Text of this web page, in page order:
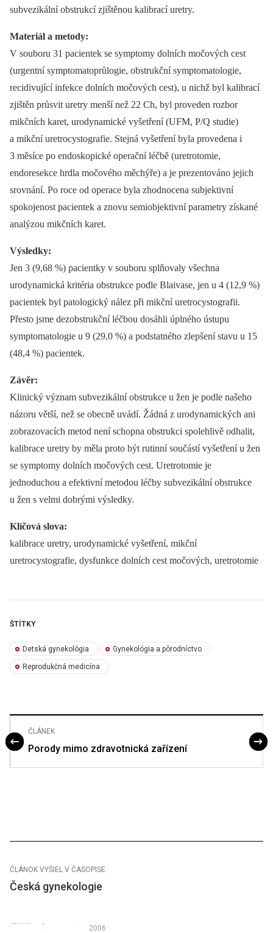
subvezikální obstrukcí zjištěnou kalibrací uretry.
Materiál a metody:
V souboru 31 pacientek se symptomy dolních močových cest
(urgentní symptomatoprůlogie, obstrukční symptomatologie,
recidivující infekce dolních močových cest), u nichž byl kalibrací
zjištěn průsvit uretry menší než 22 Ch, byl proveden rozbor
mikčních karet, urodynamické vyšetření (UFM, P/Q studie)
a mikční uretrocystografie. Stejná vyšetření byla provedena i
3 měsíce po endoskopické operační léčbě (uretrotomie,
endoresekce hrdla močového měchýře) a je prezentováno jejich
srovnání. Po roce od operace byla zhodnocena subjektivní
spokojenost pacientek a znovu semiobjektivní parametry získané
analýzou mikčních karet.
Výsledky:
Jen 3 (9,68 %) pacientky v souboru splňovaly všechna
urodynamická kritéria obstrukce podle Blaivase, jen u 4 (12,9 %)
pacientek byl patologický nález při mikční uretrocystografii.
Přesto jsme dezobstrukční léčbou dosáhli úplného ústupu
symptomatologie u 9 (29,0 %) a podstatného zlepšení stavu u 15
(48,4 %) pacientek.
Závěr:
Klinický význam subvezikální obstrukce u žen je podle našeho
názoru větší, než se obecně uvádí. Žádná z urodynamických ani
zobrazovacích metod není schopna obstrukci spolehlivě odhalit,
kalibrace uretry by měla proto být rutinní součástí vyšetření u žen
se symptomy dolních močových cest. Uretrotomie je
jednoduchou a efektivní metodou léčby subvezikální obstrukce
u žen s velmi dobrými výsledky.
Klíčová slova:
kalibrace uretry, urodynamické vyšetření, mikční
uretrocystografie, dysfunkce dolních cest močových, uretrotomie
ŠTÍTKY
Detská gynekológia Gynekológia a pôrodníctvo
Reprodukčná medicína
ČLÁNEK
Porody mimo zdravotnická zařízení
ČLÁNOK VYŠIEL V ČASOPISE
Česká gynekologie
2006